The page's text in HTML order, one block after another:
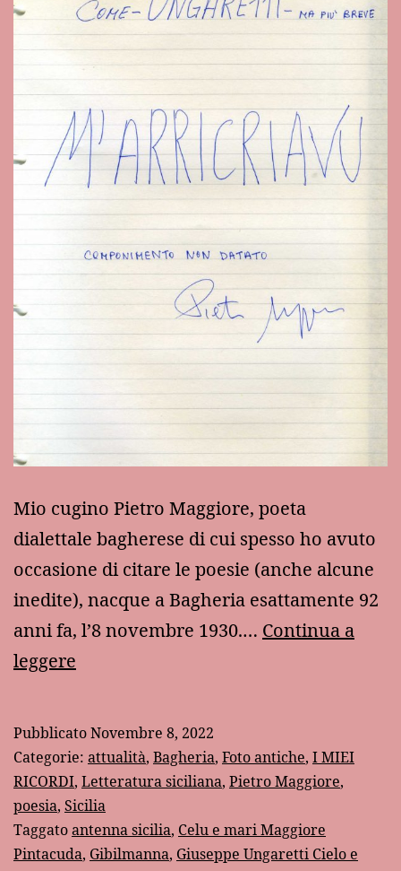
Mio cugino Pietro Maggiore, poeta
dialettale bagherese di cui spesso ho avuto
occasione di citare le poesie (anche alcune
inedite), nacque a Bagheria esattamente 92
anni fa, l’8 novembre 1930.… Continua a
leggere
Ungaretti
PubblicatoNovembre 8, 2022
Categorie: attualità, Bagheria, Foto antiche, I MIEI
RICORDI, Letteratura siciliana, Pietro Maggiore,
poesia, Sicilia
Taggatoantenna sicilia, Celu e mari Maggiore
Pintacuda, Gibilmanna, Giuseppe Ungaretti Cielo e